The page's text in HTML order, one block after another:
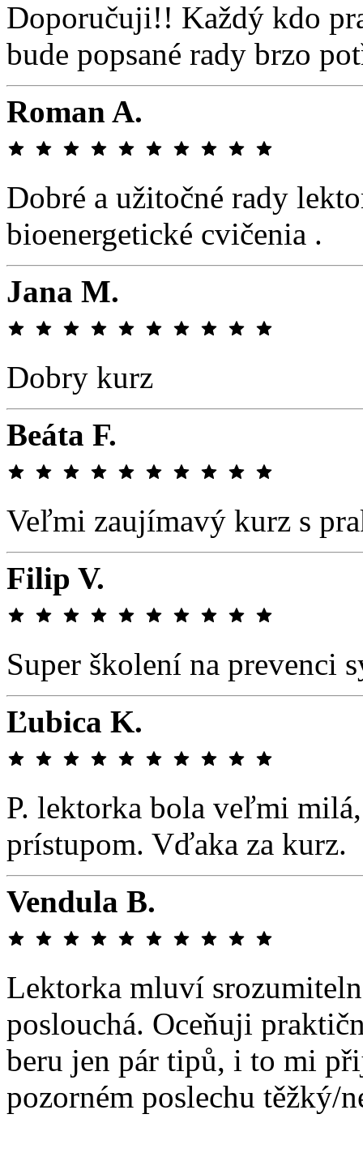
Doporučuji!! Každý kdo
bude popsané rady brzo
Roman A.
Dobré a užitočné rady
bioenergetické cvičenia .
Jana M.
Dobry kurz
Beáta F.
Veľmi zaujímavý kurz s
Filip V.
Super školení na prevenci
Ľubica K.
P. lektorka bola veľmi
prístupom. Vďaka za kurz.
Vendula B.
Lektorka mluví
poslouchá. Oceňuji
beru jen pár tipů, i to mi
pozorném poslechu těžký/